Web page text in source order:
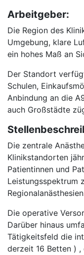
Arbeitgeber:
Die Region des
Umgebung, klare
ein hohes Maß an
Der Standort
Schulen,
Anbindung an die
auch Großstädte
Die zentrale
Klinikstandorten
Patientinnen und
Leistungsspektrum
Die operative
Darüber hinaus
Tätigkeitsfeld die
derzeit 16 Betten )